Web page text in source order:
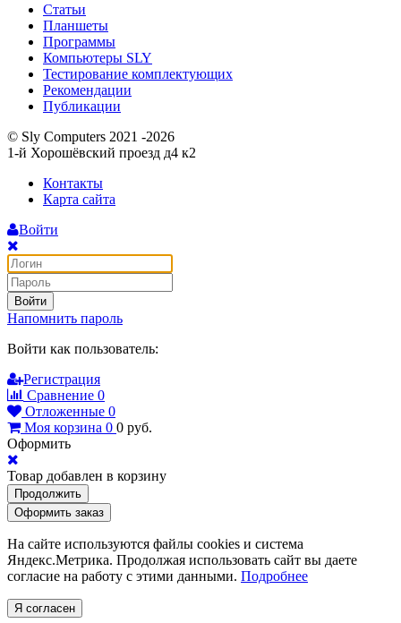
Статьи
Планшеты
Программы
Компьютеры SLY
Тестирование комплектующих
Рекомендации
Публикации
© Sly Computers 2021 -2026
1-й Хорошёвский проезд д4 к2
Контакты
Карта сайта
Войти
Войти
Напомнить пароль
Войти как пользователь:
Регистрация
Сравнение 0
Отложенные 0
Моя корзина 0 0 руб.
Оформить
Товар добавлен в корзину
Продолжить
Оформить заказ
На сайте используются файлы cookies и система
Яндекс.Метрика. Продолжая использовать сайт вы даете
согласие на работу с этими данными. Подробнее
Я согласен